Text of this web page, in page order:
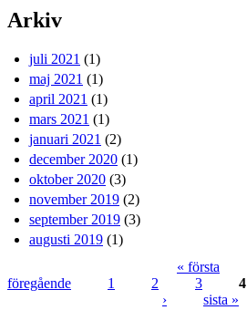
Arkiv
juli 2021 (1)
maj 2021 (1)
april 2021 (1)
mars 2021 (1)
januari 2021 (2)
december 2020 (1)
oktober 2020 (3)
november 2019 (2)
september 2019 (3)
augusti 2019 (1)
Sidor
« första
föregående
1 2 3 4
›
sista »